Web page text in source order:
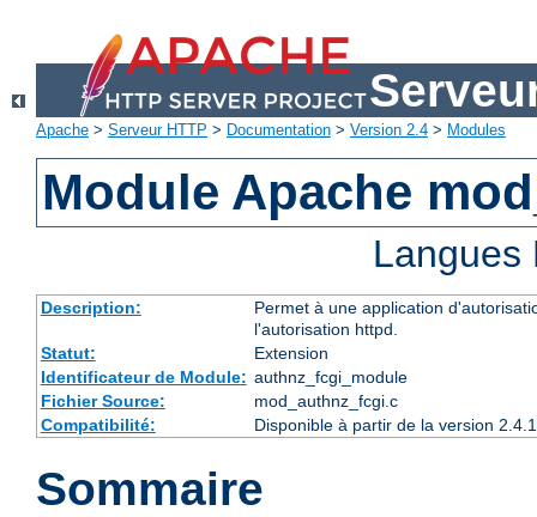
Apache > Serveur HTTP > Documentation > Version 2.4 > Modules
Module Apache
Description:
Permet à une application
l'autorisation httpd.
Statut:
Extension
Identificateur de Module: authnz_fcgi_module
Fichier Source:
mod_authnz_fcgi.c
Compatibilité:
Disponible à partir de la version
Sommaire